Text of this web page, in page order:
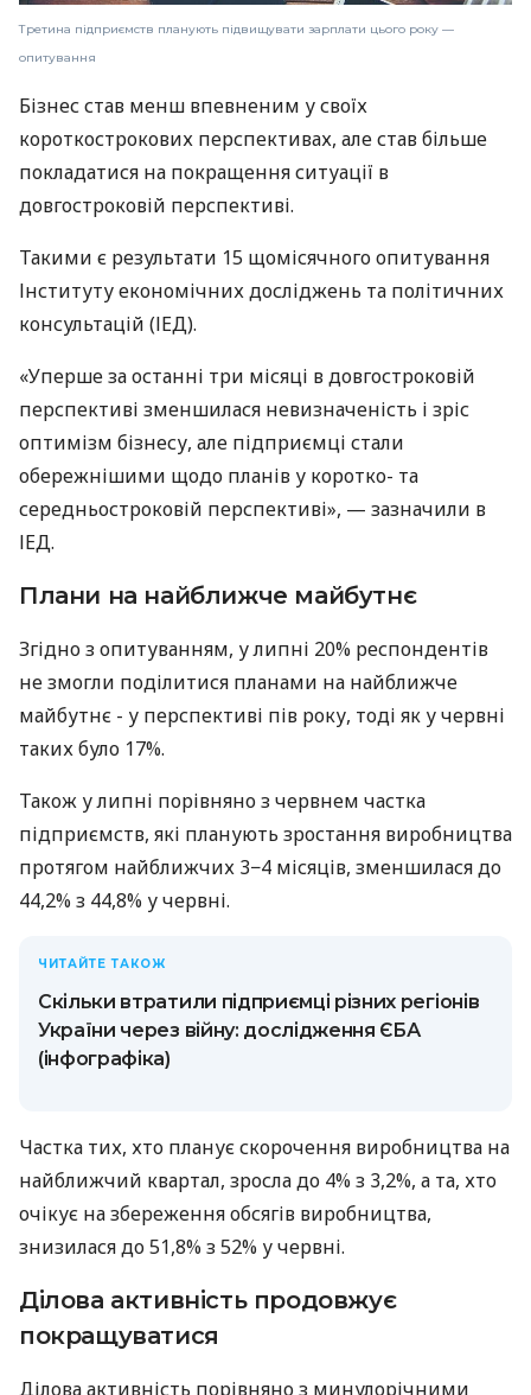
Третина підприємств планують підвищувати зарплати цього року —
опитування
Бізнес став менш впевненим у своїх
короткострокових перспективах, але став більше
покладатися на покращення ситуації в
довгостроковій перспективі.
Такими є результати 15 щомісячного опитування
Інституту економічних досліджень та політичних
консультацій (ІЕД).
«Уперше за останні три місяці в довгостроковій
перспективі зменшилася невизначеність і зріс
оптимізм бізнесу, але підприємці стали
обережнішими щодо планів у коротко- та
середньостроковій перспективі», — зазначили в
ІЕД.
Плани на найближче майбутнє
Згідно з опитуванням, у липні 20% респондентів
не змогли поділитися планами на найближче
майбутнє - у перспективі пів року, тоді як у червні
таких було 17%.
Також у липні порівняно з червнем частка
підприємств, які планують зростання виробництва
протягом найближчих 3−4 місяців, зменшилася до
44,2% з 44,8% у червні.
ЧИТАЙТЕ ТАКОЖ
Скільки втратили підприємці різних регіонів
України через війну: дослідження ЄБА
(інфографіка)
Частка тих, хто планує скорочення виробництва на
найближчий квартал, зросла до 4% з 3,2%, а та, хто
очікує на збереження обсягів виробництва,
знизилася до 51,8% з 52% у червні.
Ділова активність продовжує
покращуватися
Ділова активність порівняно з минулорічними